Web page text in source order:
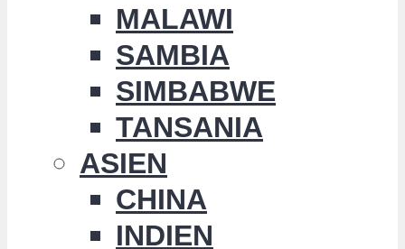
MALAWI
SAMBIA
SIMBABWE
TANSANIA
ASIEN
CHINA
INDIEN